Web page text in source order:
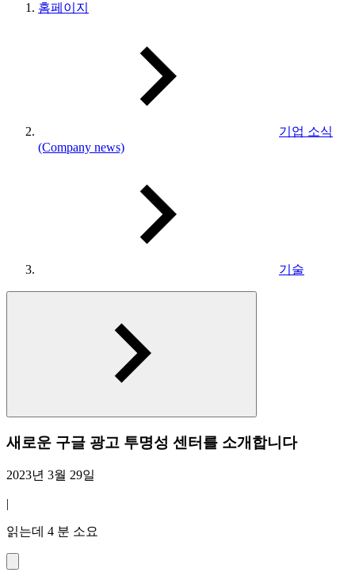
홈페이지
기업 소식
(Company news)
기술
새로운 구글 광고 투명성 센터를 소개합니다
2023년 3월 29일
|
읽는데 4 분 소요